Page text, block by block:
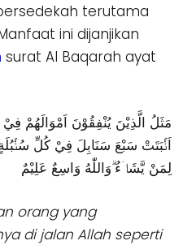
terutama
ini dijanjikan
surat Al Baqarah ayat
مَثَلُ الَّذِيْنَ يُنْفِقُوْنَ اَمْوَالَهُمْ
اَنْۢبَتَتْ سَبْعَ سَنَابِلَ فِيْ كُلِّ
لِمَنْ يَّشَاۤءُ ۗوَاللّٰهُ وَاسِعٌ عَلِيْمٌ
orang yang
di jalan Allah seperti